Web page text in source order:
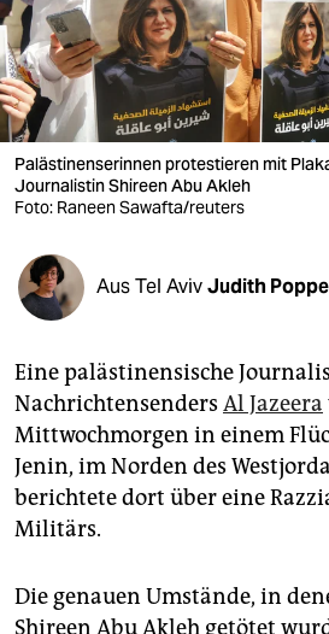
wahrheit
verlag
verlag
veranstaltungen
shop
fragen & hilfe
unterstützen
genossenschaft
epaper login
Palästinenserinnen protestieren mit
Journalistin Shireen Abu Akleh
Foto: Raneen Sawafta/reuters
Aus Tel AvivJudith Poppe
Eine palästinensische
Nachrichtensenders Al Jazeera
Mittwochmorgen in einem
Jenin, im Norden des
berichtete dort über eine
Militärs.
Die genauen Umstände, in
Shireen Abu Akleh getötet